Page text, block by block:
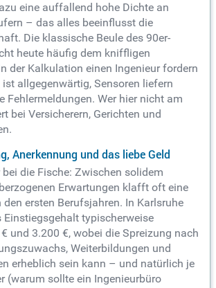
eine auffallend hohe Dichte an
– das alles beeinflusst die
Die klassische Beule des 90er-
heute häufig dem kniffligen
der Kalkulation einen Ingenieur fordern
allgegenwärtig, Sensoren liefern
Fehlermeldungen. Wer hier nicht am
bei Versicherern, Gerichten und
Anerkennung und das liebe Geld
die Fische: Zwischen solidem
Erwartungen klafft oft eine
den ersten Berufsjahren. In Karlsruhe
Einstiegsgehalt typischerweise
und 3.200 €, wobei die Spreizung nach
Weiterbildungen und
erheblich sein kann – und natürlich je
(warum sollte ein Ingenieurbüro